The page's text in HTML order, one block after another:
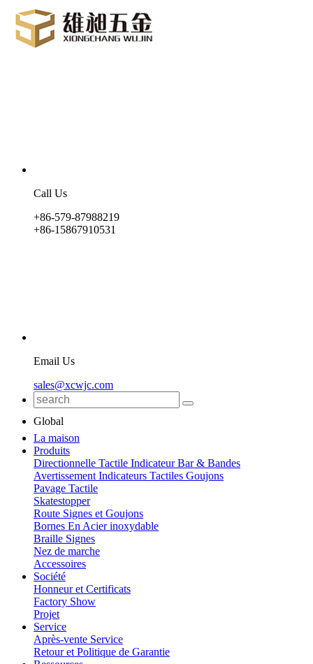
Call Us
+86-579-87988219
+86-15867910531
Email Us
sales@xcwjc.com
Global
La maison
Produits
Directionnelle Tactile Indicateur Bar & Bandes
Avertissement Indicateurs Tactiles Goujons
Pavage Tactile
Skatestopper
Route Signes et Goujons
Bornes En Acier inoxydable
Braille Signes
Nez de marche
Accessoires
Société
Honneur et Certificats
Factory Show
Projet
Service
Après-vente Service
Retour et Politique de Garantie